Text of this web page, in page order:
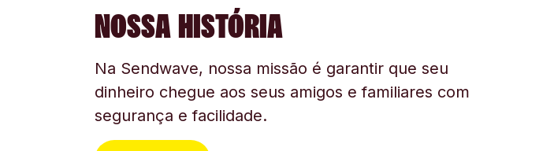
NOSSA HISTÓRIA
Na Sendwave, nossa missão é garantir que seu
dinheiro chegue aos seus amigos e familiares com
segurança e facilidade.